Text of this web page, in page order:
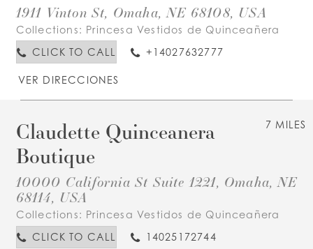
1911 Vinton St, Omaha, NE 68108, USA
Collections: Princesa Vestidos de Quinceañera
CLICK TO CALL
+14027632777
VER DIRECCIONES
7 MILES
Claudette Quinceanera
Boutique
10000 California St Suite 1221, Omaha, NE
68114, USA
Collections: Princesa Vestidos de Quinceañera
CLICK TO CALL
14025172744